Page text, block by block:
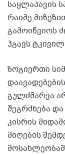
საყლაპავის
რაიმე
გამოიწვიოს
ჰგავს
ზოგიერთი
გულძმარვა
შეგრძნება
კისრის
მიღების